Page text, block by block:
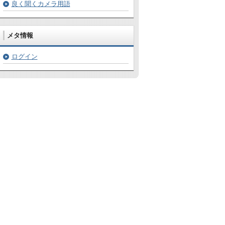
良く聞くカメラ用語
メタ情報
ログイン